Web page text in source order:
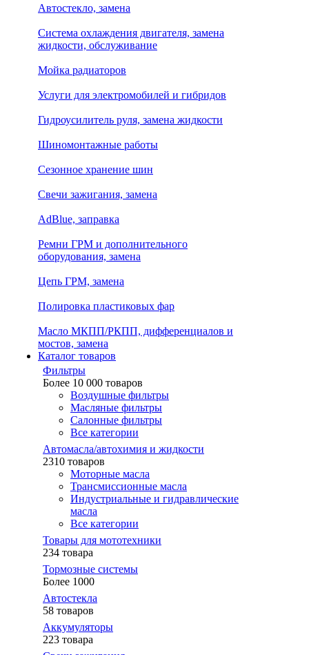
Автостекло, замена
Система охлаждения двигателя, замена
жидкости, обслуживание
Мойка радиаторов
Услуги для электромобилей и гибридов
Гидроусилитель руля, замена жидкости
Шиномонтажные работы
Сезонное хранение шин
Свечи зажигания, замена
AdBlue, заправка
Ремни ГРМ и дополнительного
оборудования, замена
Цепь ГРМ, замена
Полировка пластиковых фар
Масло МКПП/РКПП, дифференциалов и
мостов, замена
Каталог товаров
Фильтры
Более 10 000 товаров
Воздушные фильтры
Масляные фильтры
Салонные фильтры
Все категории
Автомасла/автохимия и жидкости
2310 товаров
Моторные масла
Трансмиссионные масла
Индустриальные и гидравлические
масла
Все категории
Товары для мототехники
234 товара
Тормозные системы
Более 1000
Автостекла
58 товаров
Аккумуляторы
223 товара